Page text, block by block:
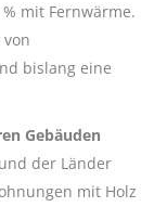
mit Fernwärme.
bislang eine
Gebäuden
der Länder
mit Holz